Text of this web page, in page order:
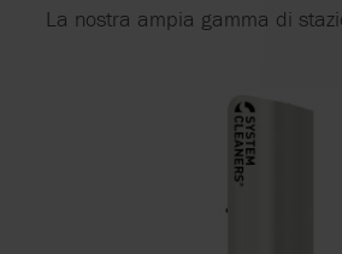
La nostra ampia gamma di